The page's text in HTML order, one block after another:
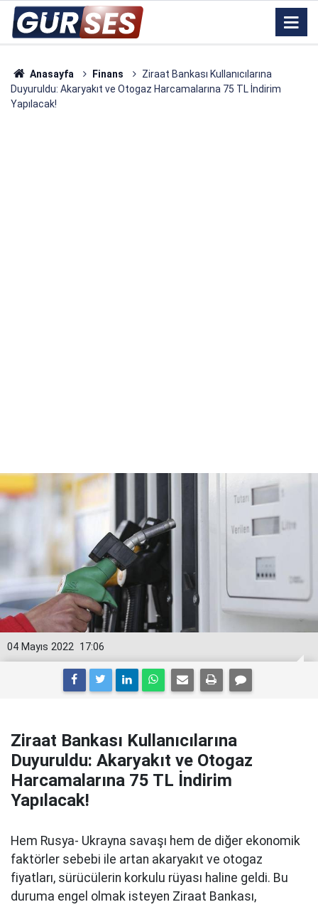
Anasayfa Finans
Ziraat Bankası Kullanıcılarına
Duyuruldu: Akaryakıt ve Otogaz Harcamalarına 75 TL İndirim
Yapılacak!
17:06
04 Mayıs 2022
Ziraat Bankası Kullanıcılarına
Duyuruldu: Akaryakıt ve Otogaz
Harcamalarına 75 TL İndirim
Yapılacak!
Hem Rusya- Ukrayna savaşı hem de diğer ekonomik
faktörler sebebi ile artan akaryakıt ve otogaz
fiyatları, sürücülerin korkulu rüyası haline geldi. Bu
duruma engel olmak isteyen Ziraat Bankası,